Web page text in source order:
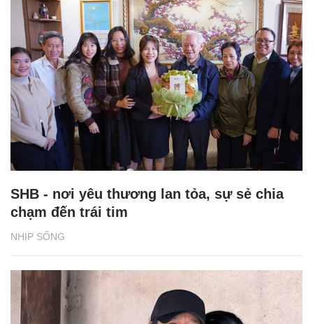
NHỊP SỐNG
SHB - nơi yêu thương lan tỏa, sự sẻ chia
chạm đến trái tim